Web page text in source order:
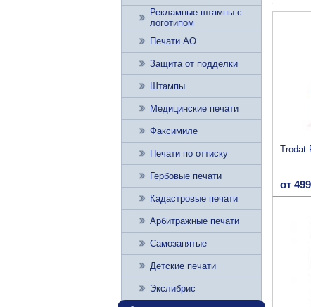
Trodat
от
Рекламные штампы с
логотипом
Печати АО
Защита от подделки
Штампы
Медицинские печати
Факсимиле
Печати по оттиску
Гербовые печати
Кадастровые печати
Арбитражные печати
Самозанятые
Детские печати
Экслибрис